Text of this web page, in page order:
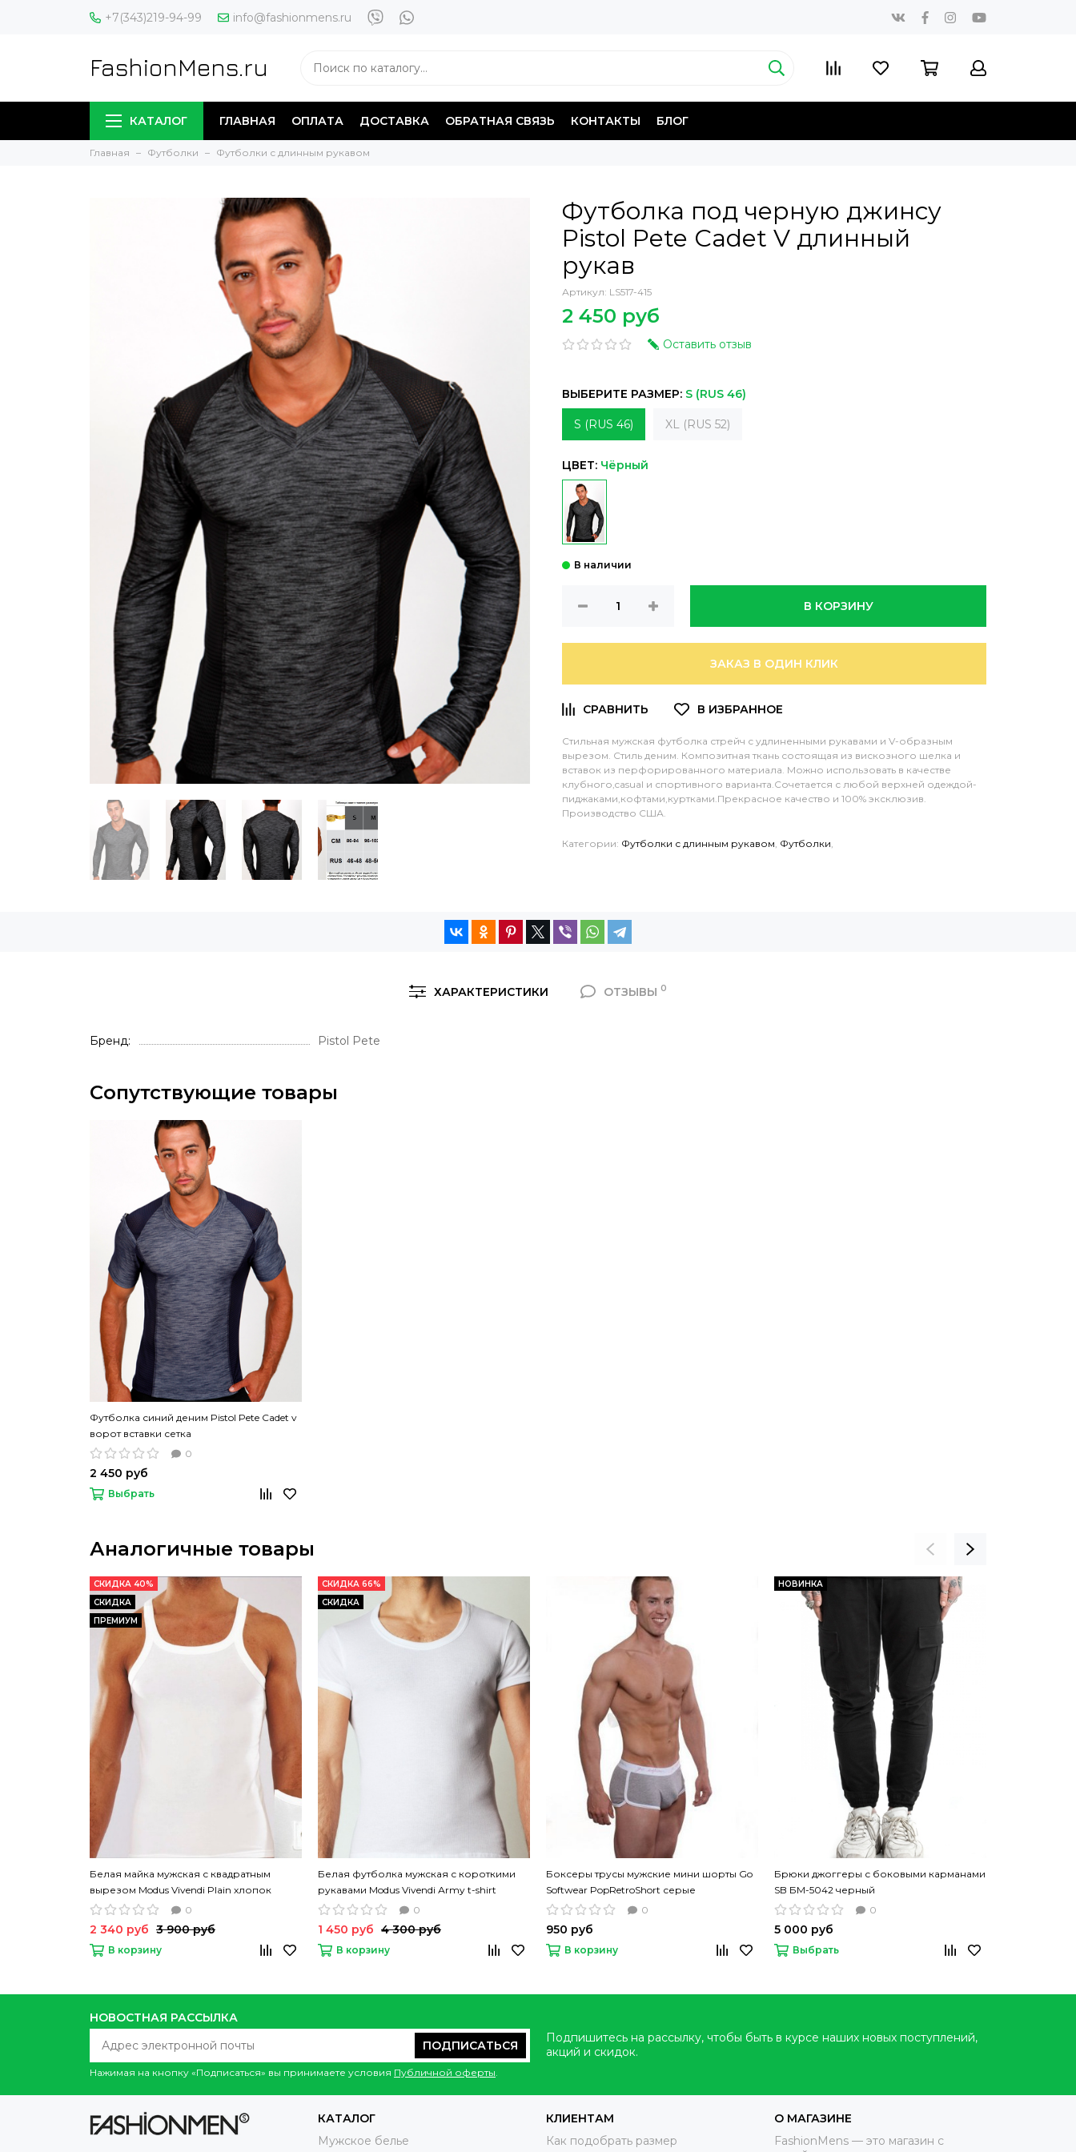
+7(343)219-94-99 info@fashionmens.ru
FashionMens.ru
КАТАЛОГ ГЛАВНАЯ ОПЛАТА ДОСТАВКА ОБРАТНАЯ СВЯЗЬ КОНТАКТЫ БЛОГ
Главная Футболки Футболки с длинным рукавом
Футболка под черную джинсу
Pistol Pete Cadet V длинный
рукав
Артикул: LS517-415
2 450 руб
Оставить отзыв
ВЫБЕРИТЕ РАЗМЕР: S (RUS 46)
S (RUS 46) XL (RUS 52)
ЦВЕТ: Чёрный
В КОРЗИНУ
ЗАКАЗ В ОДИН КЛИК
Стильная мужская футболка стрейч с удлиненными рукавами и V-образным
вырезом. Стиль деним. Композитная ткань состоящая из вискозного шелка и
вставок из перфорированного материала. Можно использовать в качестве
клубного,casual и спортивного варианта.Сочетается с любой верхней одеждой-
пиджаками,кофтами,куртками.Прекрасное качество и 100% эксклюзив.
Производство США.
Категории: Футболки с длинным рукавом, Футболки,
ХАРАКТЕРИСТИКИ ОТЗЫВЫ 0
Бренд Pistol Pete
Сопутствующие товары
Футболка синий деним Pistol Pete Cadet v
ворот вставки сетка
0
2 450 руб
Выбрать
Аналогичные товары
СКИДКА 40%
СКИДКА
ПРЕМИУМ
Белая майка мужская с квадратным
вырезом Modus Vivendi Plain хлопок
0
2 340 руб 3 900 руб
В корзину
СКИДКА 66%
СКИДКА
Белая футболка мужская с короткими
рукавами Modus Vivendi Аrmy t-shirt
однотонная хлопок
0
1 450 руб 4 300 руб
В корзину
Боксеры трусы мужские мини шорты Go
Softwear PopRetroShort серые
0
950 руб
В корзину
НОВИНКА
Брюки джоггеры с боковыми карманами
SB БМ-5042 черный
0
5 000 руб
Выбрать
НОВОСТНАЯ РАССЫЛКА
ПОДПИСАТЬСЯ
Нажимая на кнопку «Подписаться» вы принимаете условия Публичной оферты.
Подпишитесь на рассылку, чтобы быть в курсе наших новых поступлений,
акций и скидок.
КАТАЛОГ
Мужское белье
КЛИЕНТАМ
Как подобрать размер
О МАГАЗИНЕ
FashionMens — это магазин с